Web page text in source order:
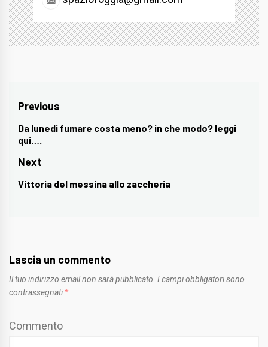
Navigazione
articoli
Previous
Previous
post:
Da lunedi fumare costa meno? in che modo? leggi
qui….
Next
Next
Vittoria del messina allo zaccheria
Lascia un commento
Il tuo indirizzo email non sarà pubblicato. I campi obbligatori sono
contrassegnati *
Commento